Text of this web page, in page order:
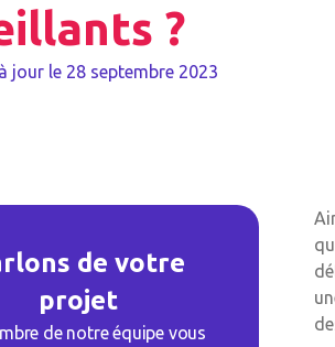
?
jour le 28 septembre 2023
de votre
projet
de notre équipe vous